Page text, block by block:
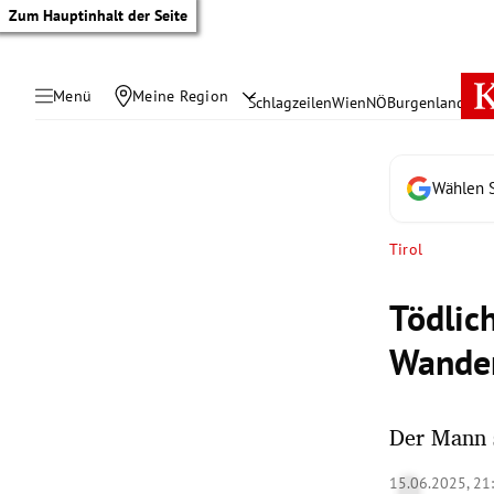
Zum Hauptinhalt der Seite
Menü Meine Region SchlagzeilenWienNÖBurgenland
Wählen
Tirol
Der
15.06.2025,